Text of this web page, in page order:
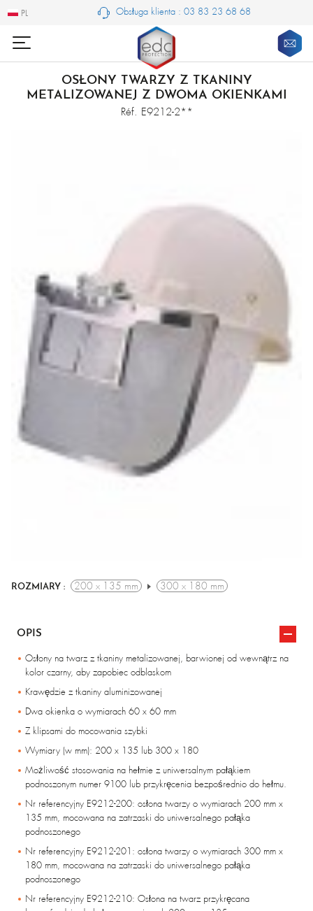
PL
PL Obsługa klienta : 03 83 23 68 68
OSŁONY TWARZY Z TKANINY
METALIZOWANEJ Z DWOMA OKIENKAMI
Réf. E9212-2**
ROZMIARY : 200 x 135 mm 300 x 180 mm
OPIS
Osłony na twarz z tkaniny metalizowanej, barwionej od wewnątrz na
kolor czarny, aby zapobiec odblaskom
Krawędzie z tkaniny aluminizowanej
Dwa okienka o wymiarach 60 x 60 mm
Z klipsami do mocowania szybki
Wymiary (w mm): 200 x 135 lub 300 x 180
Możliwość stosowania na hełmie z uniwersalnym pałąkiem
podnoszonym numer 9100 lub przykręcenia bezpośrednio do hełmu.
Nr referencyjny E9212-200: osłona twarzy o wymiarach 200 mm x
135 mm, mocowana na zatrzaski do uniwersalnego pałąka
podnoszonego
Nr referencyjny E9212-201: osłona twarzy o wymiarach 300 mm x
180 mm, mocowana na zatrzaski do uniwersalnego pałąka
podnoszonego
Nr referencyjny E9212-210: Osłona na twarz przykręcana